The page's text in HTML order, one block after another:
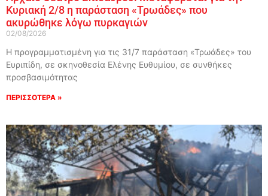
Κυριακή 2/8 η παράσταση «Τρωάδες» που
ακυρώθηκε λόγω πυρκαγιών
02/08/2026
Η προγραμματισμένη για τις 31/7 παράσταση «Τρωάδες» του
Ευριπίδη, σε σκηνοθεσία Ελένης Ευθυμίου, σε συνθήκες
προσβασιμότητας
ΠΕΡΙΣΣΟΤΕΡΑ »